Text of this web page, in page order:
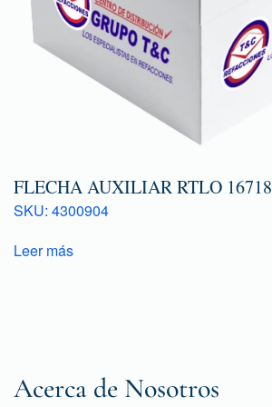
FLECHA AUXILIAR RTLO 16718
SKU: 4300904
Leer más
Acerca de Nosotros